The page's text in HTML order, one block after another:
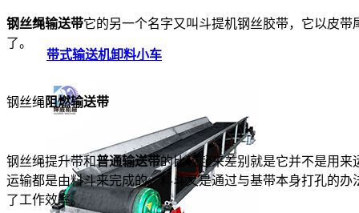
带式输送机卸料小车
钢丝绳输送带它的另一个名字又叫斗提机钢丝胶带，它以皮
了。
钢丝绳 阻燃输送带
钢丝绳提升带和普通输送带的比较起来差别就是它并不是用
运输都是由料斗来完成的。料斗又是通过与基带本身打孔的
了工作效率。